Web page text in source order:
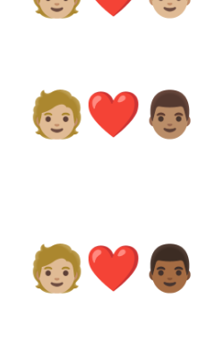
🧑🏼‍❤️‍👨🏽
🧑🏼‍❤️‍👨🏾